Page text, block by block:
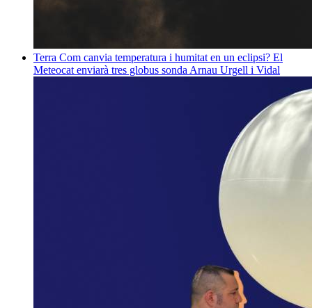
Terra Com canvia temperatura i humitat en un eclipsi? El
Meteocat enviarà tres globus sonda Arnau Urgell i Vidal